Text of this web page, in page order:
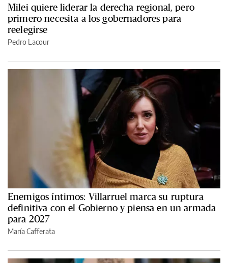
Milei quiere liderar la derecha regional, pero
primero necesita a los gobernadores para
reelegirse
Pedro Lacour
Enemigos íntimos: Villarruel marca su ruptura
definitiva con el Gobierno y piensa en un armada
para 2027
María Cafferata